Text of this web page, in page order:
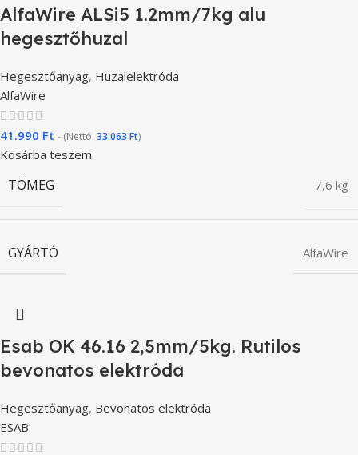
AlfaWire ALSi5 1.2mm/7kg alu
hegesztőhuzal
Hegesztőanyag, Huzalelektróda
AlfaWire
41.990 Ft - (Nettó: 33.063 Ft)
Kosárba teszem
TÖMEG 7,6 kg
GYÁRTÓ AlfaWire
Esab OK 46.16 2,5mm/5kg. Rutilos
bevonatos elektróda
Hegesztőanyag, Bevonatos elektróda
ESAB